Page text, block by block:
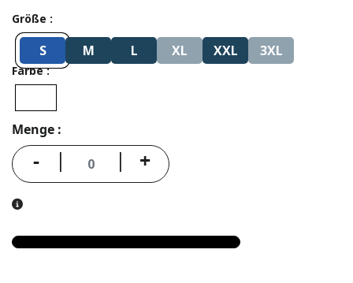
Größe
S M L XL XXL 3XL
Farbe
Menge
- +